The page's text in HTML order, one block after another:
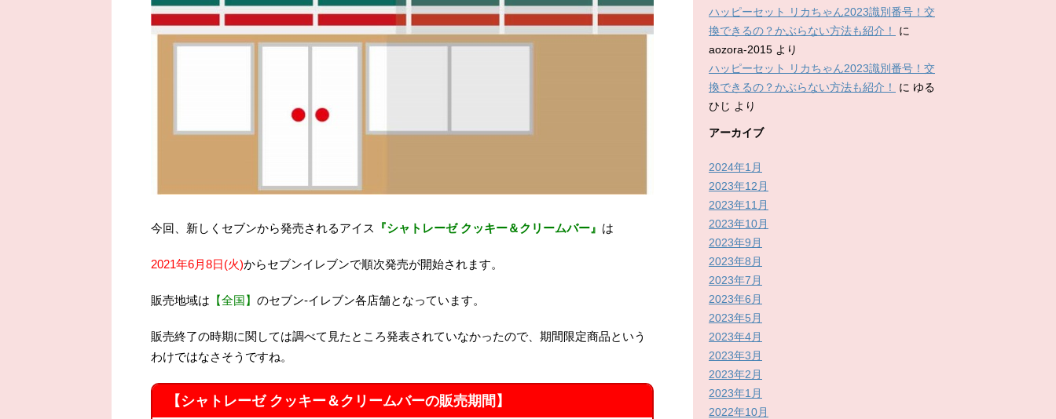
今回、新しくセブンから発売されるアイス 『シャトレーゼ クッキー＆クリームバー』 は
2021年6月8日(火)からセブンイレブンで順次発売が開始されます。
販売地域は 【全国】 のセブン-イレブン各店舗となっています。
販売終了の時期に関しては調べて見たところ発表されていなかったので、期間限定商品という
わけではなさそうですね。
【シャトレーゼ クッキー＆クリームバーの販売期間】
ハッピーセット リカちゃん2023識別番号！交
換できるの？かぶらない方法も紹介！
に
aozora-2015 より
ハッピーセット リカちゃん2023識別番号！交
換できるの？かぶらない方法も紹介！
に ゆる
ひじ より
アーカイブ
2024年1月
2023年12月
2023年11月
2023年10月
2023年9月
2023年8月
2023年7月
2023年6月
2023年5月
2023年4月
2023年3月
2023年2月
2023年1月
2022年10月